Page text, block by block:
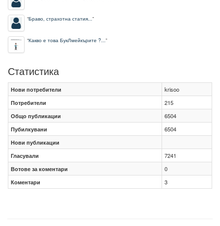
“Браво, страхотна статия...”
“Какво е това БукЛмейкърите ?...”
Статистика
Нови потребители
krisoo
Потребители
215
Общо публикации
6504
Пубилкувани
6504
Нови публикации
Гласували
7241
Вотове за коментари
0
Коментари
3